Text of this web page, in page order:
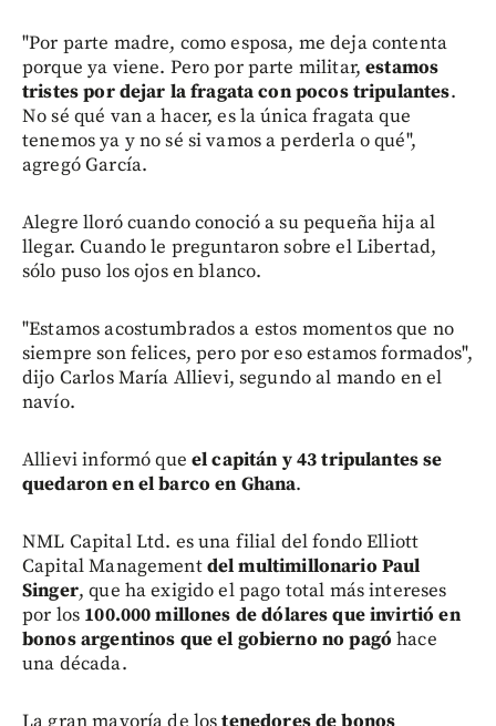
"Por parte madre, como esposa, me deja contenta
porque ya viene. Pero por parte militar,estamos
tristes por dejar la fragata con pocos tripulantes.
No sé qué van a hacer, es la única fragata que
tenemos ya y no sé si vamos a perderla o qué",
agregó García.
Alegre lloró cuando conoció a su pequeña hija al
llegar. Cuando le preguntaron sobre el Libertad,
sólo puso los ojos en blanco.
"Estamos acostumbrados a estos momentos que no
siempre son felices, pero por eso estamos formados",
dijo Carlos María Allievi, segundo al mando en el
navío.
Allievi informó que el capitán y 43 tripulantes se
quedaron en el barco en Ghana.
NML Capital Ltd. es una filial del fondo Elliott
Capital Managementdel multimillonario Paul
Singer, que ha exigido el pago total más intereses
por los 100.000 millones de dólares que invirtió en
bonos argentinos que el gobierno no pagó hace
una década.
La gran mayoría de lostenedores de bonos